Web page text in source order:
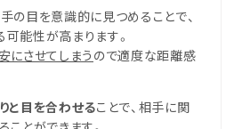
の目を意識的に見つめることで、
能性が高まります。
にさせてしまう ので適度な距離感
と目を合わせることで、相手に関